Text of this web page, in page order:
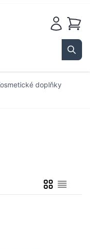
Košík
doplňky
MřížkaSeznam